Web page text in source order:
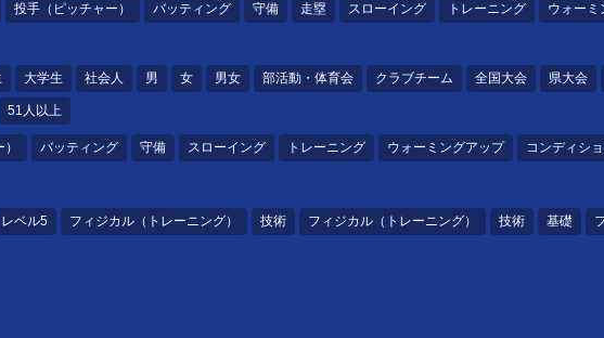
投手（ピッチャー） バッティング 守備 走塁 スローイング トレーニング ウォーミ
大学生 社会人 男 女 男女 部活動・体育会 クラブチーム 全国大会 県大会
51人以上
バッティング 守備 スローイング トレーニング ウォーミングアップ コンディシ
レベル5 フィジカル（トレーニング） 技術 フィジカル（トレーニング） 技術 基礎